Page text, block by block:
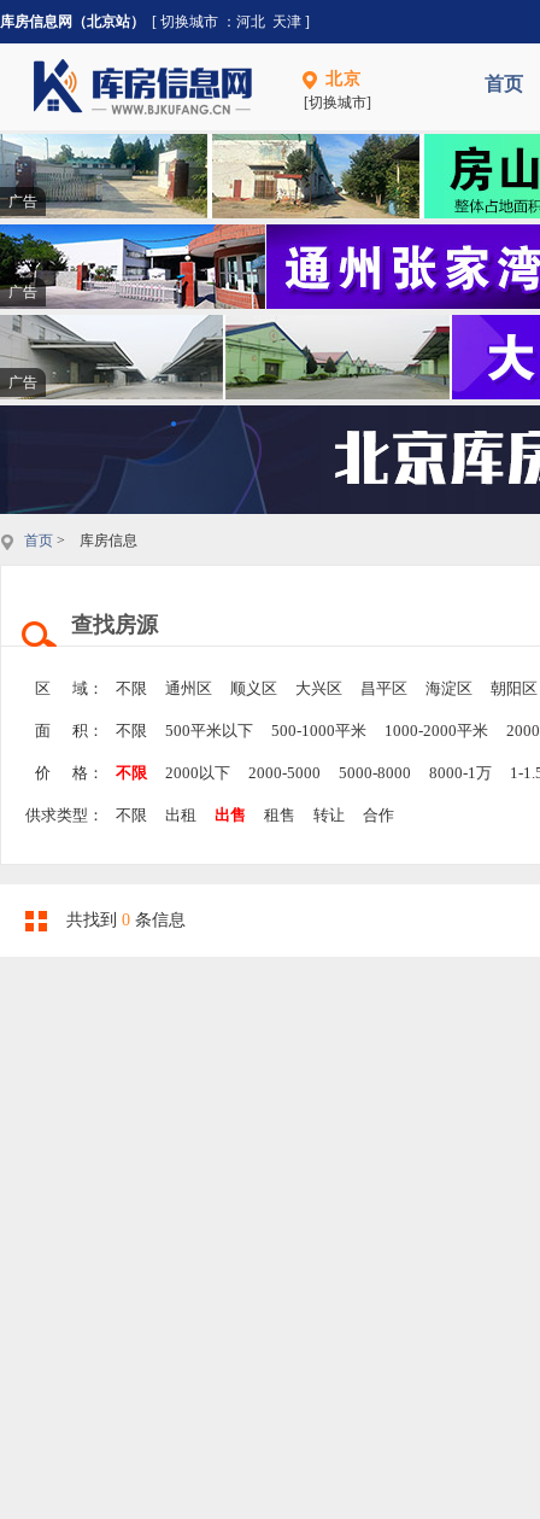
库房信息网（北京站） [ 切换城市 ： 河北 天津 ]
北京
[切换城市]
首页
广告
广告
广告
首页 > 库房信息
查找房源
区 域： 不限 通州区 顺义区 大兴区 昌平区 海淀区 朝阳区
面 积： 不限 500平米以下 500-1000平米 1000-2000平米
价 格： 不限 2000以下 2000-5000 5000-8000 8000-1万 1-
供求类型： 不限 出租 出售 租售 转让 合作
共找到 0 条信息